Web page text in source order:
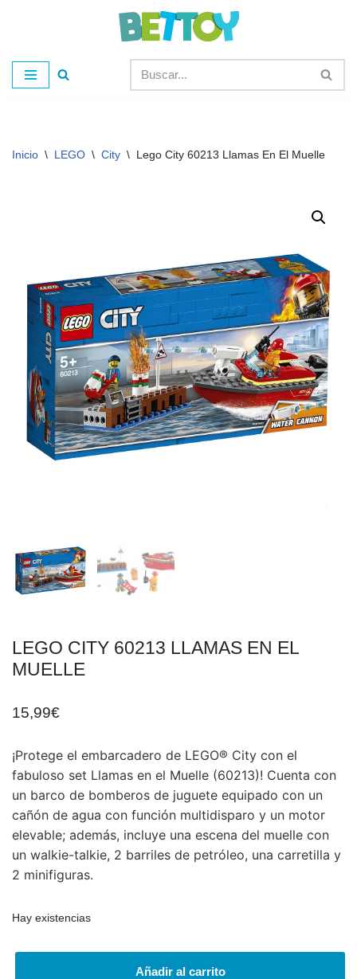
al
contenido
Inicio \ LEGO \ City \ Lego City 60213 Llamas En El Muelle
LEGO CITY 60213 LLAMAS EN EL
MUELLE
15,99€
¡Protege el embarcadero de LEGO® City con el
fabuloso set Llamas en el Muelle (60213)! Cuenta con
un barco de bomberos de juguete equipado con un
cañón de agua con función multidisparo y un motor
elevable; además, incluye una escena del muelle con
un walkie-talkie, 2 barriles de petróleo, una carretilla y
2 minifiguras.
Hay existencias
Añadir al carrito